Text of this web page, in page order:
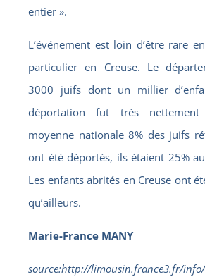
entier ».
L’événement est loin d’être rare
particulier en Creuse. Le
3000 juifs dont un millier
déportation fut très
moyenne nationale 8% des juifs
ont été déportés, ils étaient 25%
Les enfants abrités en Creuse ont
qu’ailleurs.
Marie-France MANY
source:http://limousin.france3.fr/